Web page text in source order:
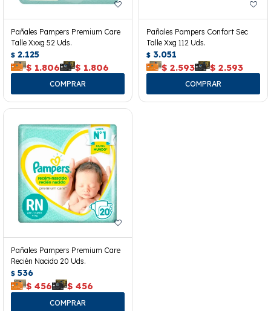
Pañales Pampers Premium Care
Talle Xxxg 52 Uds.
$ 2.125
$ 1.806 $ 1.806
Pañales Pampers Confort Sec
Talle Xxg 112 Uds.
$ 3.051
$ 2.593 $ 2.593
Pañales Pampers Premium Care
Recién Nacido 20 Uds.
$ 536
$ 456 $ 456